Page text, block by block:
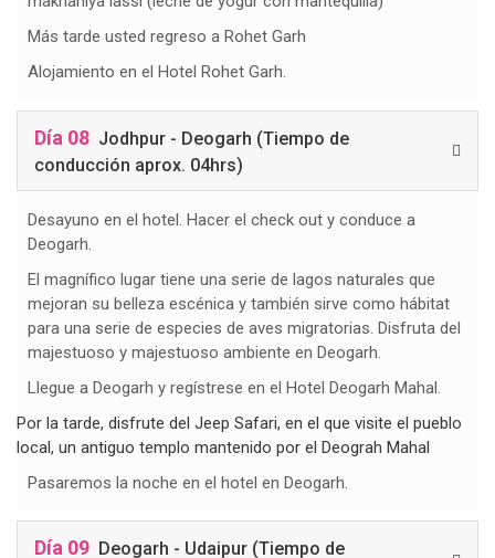
Más tarde usted regreso a Rohet Garh
Alojamiento en el Hotel Rohet Garh.
Día 08 Jodhpur - Deogarh (Tiempo de
conducción aprox. 04hrs)
Desayuno en el hotel. Hacer el check out y conduce a
Deogarh.
El magnífico lugar tiene una serie de lagos naturales que
mejoran su belleza escénica y también sirve como hábitat
para una serie de especies de aves migratorias. Disfruta del
majestuoso y majestuoso ambiente en Deogarh.
Llegue a Deogarh y regístrese en el Hotel Deogarh Mahal.
Por la tarde, disfrute del Jeep Safari, en el que visite el pueblo
local, un antiguo templo mantenido por el Deograh Mahal
Pasaremos la noche en el hotel en Deogarh.
Día 09 Deogarh - Udaipur (Tiempo de